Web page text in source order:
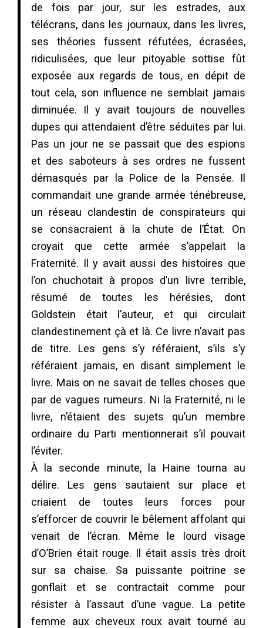
de fois par jour, sur les estrades, aux
télécrans, dans les journaux, dans les livres,
ses théories fussent réfutées, écrasées,
ridiculisées, que leur pitoyable sottise fût
exposée aux regards de tous, en dépit de
tout cela, son influence ne semblait jamais
diminuée. Il y avait toujours de nouvelles
dupes qui attendaient d’être séduites par lui.
Pas un jour ne se passait que des espions
et des saboteurs à ses ordres ne fussent
démasqués par la Police de la Pensée. Il
commandait une grande armée ténébreuse,
un réseau clandestin de conspirateurs qui
se consacraient à la chute de l’État. On
croyait que cette armée s’appelait la
Fraternité. Il y avait aussi des histoires que
l’on chuchotait à propos d’un livre terrible,
résumé de toutes les hérésies, dont
Goldstein était l’auteur, et qui circulait
clandestinement çà et là. Ce livre n’avait pas
de titre. Les gens s’y référaient, s’ils s’y
référaient jamais, en disant simplement le
livre. Mais on ne savait de telles choses que
par de vagues rumeurs. Ni la Fraternité, ni le
livre, n’étaient des sujets qu’un membre
ordinaire du Parti mentionnerait s’il pouvait
l’éviter.
À la seconde minute, la Haine tourna au
délire. Les gens sautaient sur place et
criaient de toutes leurs forces pour
s’efforcer de couvrir le bêlement affolant qui
venait de l’écran. Même le lourd visage
d’O’Brien était rouge. Il était assis très droit
sur sa chaise. Sa puissante poitrine se
gonflait et se contractait comme pour
résister à l’assaut d’une vague. La petite
femme aux cheveux roux avait tourné au